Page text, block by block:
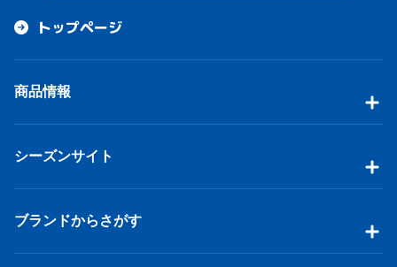
トップページ
商品情報
シーズンサイト
ブランドからさがす